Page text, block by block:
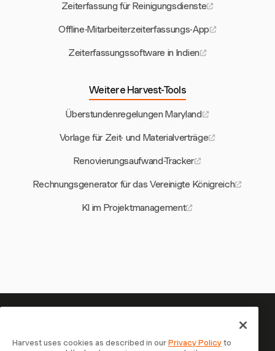
Zeiterfassung für Reinigungsdienste
Offline-Mitarbeiterzeiterfassungs-App
Zeiterfassungssoftware in Indien
Weitere Harvest-Tools
Überstundenregelungen Maryland
Vorlage für Zeit- und Materialverträge
Renovierungsaufwand-Tracker
Rechnungsgenerator für das Vereinigte Königreich
KI im Projektmanagement
Ihre Zeit verdient es, erfasst zu
werden — starten Sie jetzt
Harvest uses cookies as described in ourPrivacy Policyto